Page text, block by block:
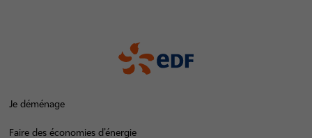
Je déménage
Faire des économies d’énergie